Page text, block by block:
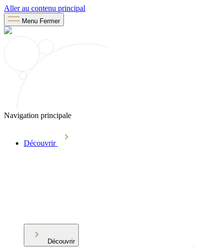
Aller au contenu principal
Menu Fermer
Navigation principale
Découvrir
Découvrir